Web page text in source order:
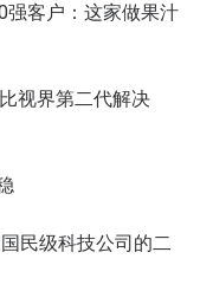
强客户：这家做果汁
视界第二代解决
民级科技公司的二